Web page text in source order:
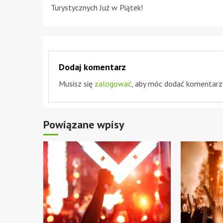
Reading
Turystycznych Już w Piątek!
Dodaj komentarz
Musisz się zalogować , aby móc dodać
Powiązane wpisy